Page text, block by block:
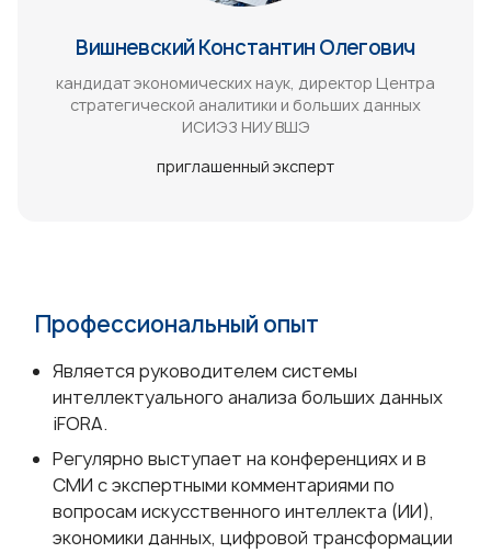
Вишневский Константин Олегович
кандидат экономических наук, директор Центра
стратегической аналитики и больших данных
ИСИЭЗ НИУ ВШЭ
приглашенный эксперт
Профессиональный опыт
Является руководителем системы
интеллектуального анализа больших данных
iFORA.
Регулярно выступает на конференциях и в
СМИ с экспертными комментариями по
вопросам искусственного интеллекта (ИИ),
экономики данных, цифровой трансформации